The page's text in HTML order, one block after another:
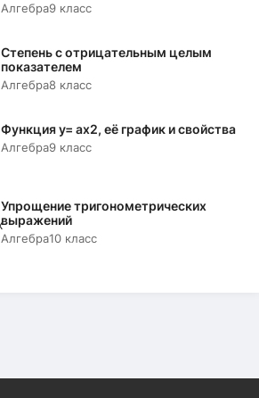
Алгебра9 класс
Степень с отрицательным целым
показателем
Алгебра8 класс
Функция y= аx2, её график и свойства
Алгебра9 класс
Упрощение тригонометрических
выражений
Алгебра10 класс